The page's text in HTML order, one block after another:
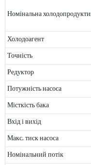
Номінальна
Холодоагент
Точність
Редуктор
Потужність насоса
Місткість бака
Вхід і вихід
Макс. тиск насоса
Номінальний потік